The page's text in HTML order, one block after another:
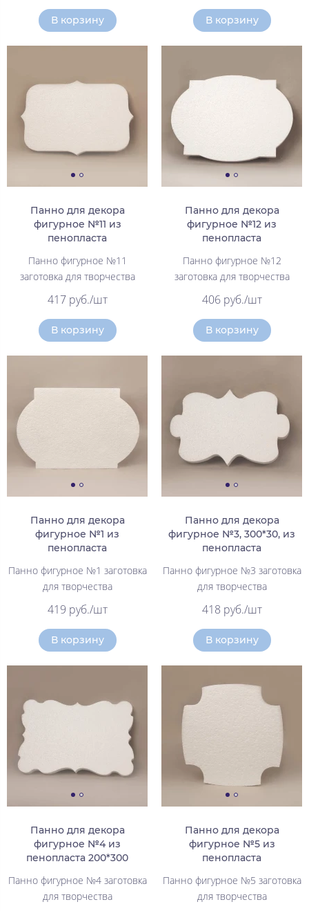
В корзину В корзину
Панно для декора
фигурное №11 из
пенопласта
Панно фигурное №11
заготовка для творчества
417 руб./шт
В корзину
Панно для декора
фигурное №12 из
пенопласта
Панно фигурное №12
заготовка для творчества
406 руб./шт
В корзину
Панно для декора
фигурное №1 из
пенопласта
Панно фигурное №1 заготовка
для творчества
419 руб./шт
В корзину
Панно для декора
фигурное №3, 300*30, из
пенопласта
Панно фигурное №3 заготовка
для творчества
418 руб./шт
В корзину
Панно для декора
фигурное №4 из
пенопласта 200*300
Панно фигурное №4 заготовка
для творчества
Панно для декора
фигурное №5 из
пенопласта
Панно фигурное №5 заготовка
для творчества